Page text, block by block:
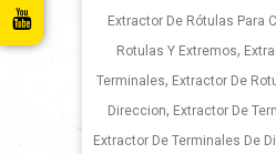
Extractor De Rótulas Para
Rotulas Y Extremos,
Terminales, Extractor De
Direccion, Extractor De
Extractor De Terminales De